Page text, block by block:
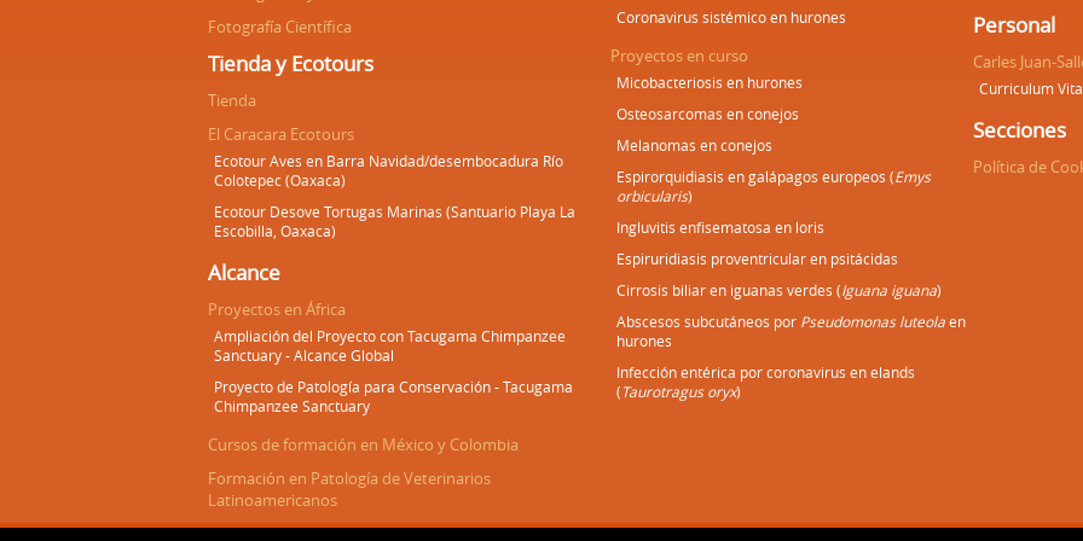
Fotografía Científica
Tienda y Ecotours
Tienda
El Caracara Ecotours
Ecotour Aves en Barra Navidad/desembocadura Río
Colotepec (Oaxaca)
Ecotour Desove Tortugas Marinas (Santuario Playa La
Escobilla, Oaxaca)
Alcance
Proyectos en África
Ampliación del Proyecto con Tacugama Chimpanzee
Sanctuary - Alcance Global
Proyecto de Patología para Conservación - Tacugama
Chimpanzee Sanctuary
Cursos de formación en México y Colombia
Formación en Patología de Veterinarios
Latinoamericanos
Coronavirus sistémico en hurones
Proyectos en curso
Micobacteriosis en hurones
Osteosarcomas en conejos
Melanomas en conejos
Espirorquidiasis en galápagos europeos (Emys
orbicularis)
Ingluvitis enfisematosa en loris
Espiruridiasis proventricular en psitácidas
Cirrosis biliar en iguanas verdes (Iguana iguana)
Abscesos subcutáneos por Pseudomonas luteolaen
hurones
Infección entérica por coronavirus en elands
(Taurotragus oryx)
Personal
Carles Juan-
Curriculum
Secciones
Política de